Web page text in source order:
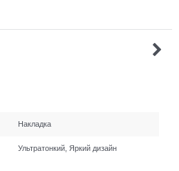
Накладка
Ультратонкий, Яркий дизайн